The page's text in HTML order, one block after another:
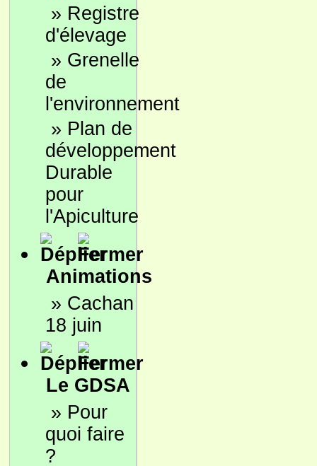
» Registre
d'élevage
» Grenelle
de
l'environnement
» Plan de
développement
Durable
pour
l'Apiculture
Animations
» Cachan
18 juin
Le GDSA
» Pour
quoi faire
?